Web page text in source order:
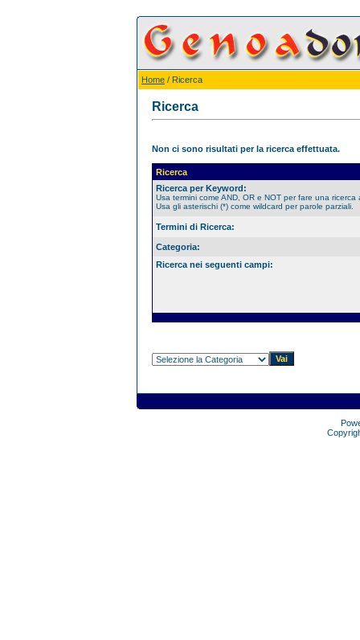
Home / Ricerca
Ricerca
Non ci sono risultati per la ricerca effettuata.
Ricerca
Ricerca per Keyword:
Usa termini come AND, OR e NOT per fare una ricerca
Usa gli asterischi (*) come wildcard per parole parziali.
Termini di Ricerca:
Categoria:
Ricerca nei seguenti campi: